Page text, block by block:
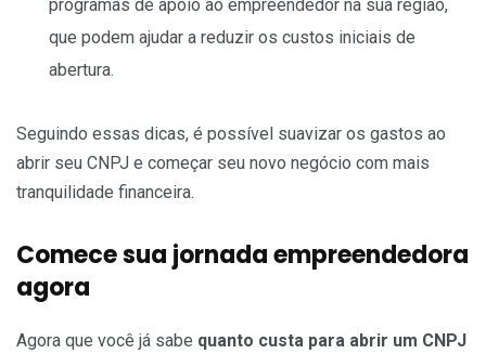
programas de apoio ao empreendedor na sua região,
que podem ajudar a reduzir os custos iniciais de
abertura.
Seguindo essas dicas, é possível suavizar os gastos ao
abrir seu CNPJ e começar seu novo negócio com mais
tranquilidade financeira.
Comece sua jornada empreendedora
agora
Agora que você já sabe quanto custa para abrir um CNPJ